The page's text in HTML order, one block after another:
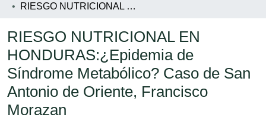
RIESGO NUTRICIONAL EN HONDURAS:¿Epidemia de Síndrome Metabólico? Caso de San Antonio de Oriente, Francisco Morazan
RIESGO NUTRICIONAL EN
HONDURAS:¿Epidemia de
Síndrome Metabólico? Caso de San
Antonio de Oriente, Francisco
Morazan